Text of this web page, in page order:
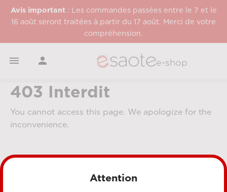
Avis important: Les commandes passées entre le 7 et le
16 août seront traitées à partir du 17 août. Merci de votre
compréhension.
  e-shop
403 Interdit
You cannot access this page. We apologize for the
inconvenience.
Attention